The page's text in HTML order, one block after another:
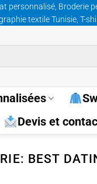
personnalisé, Broderie
textile Tunisie, T-
Devis et
BEST